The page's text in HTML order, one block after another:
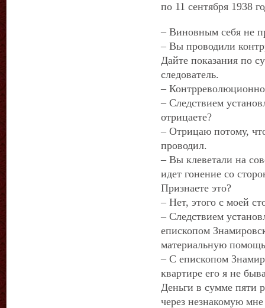
по 11 сентября 1938
– Виновным себя не
– Вы проводили
Дайте показания по
следователь.
–
– Следствием
отрицаете?
– Отрицаю потому,
проводил.
– Вы клеветали на
идет гонение со
Признаете это?
– Нет, этого с моей
– Следствием
епископом
материальную
– С епископом
квартире его я не
Деньги в сумме пяти
через незнакомую